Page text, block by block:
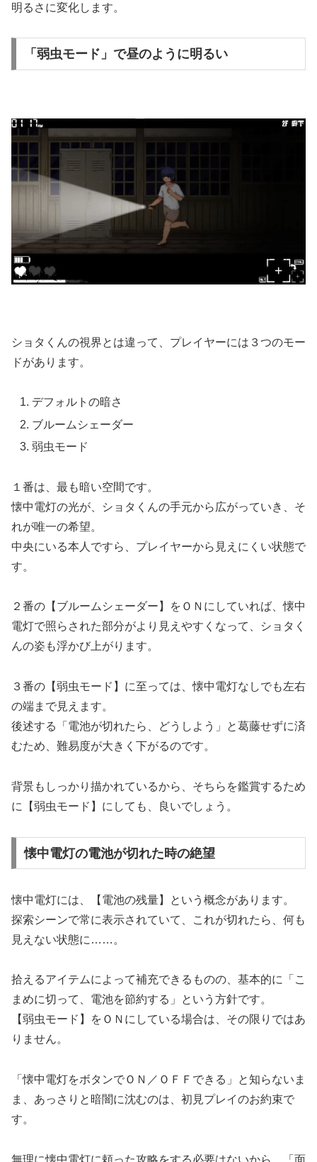
明るさに変化します。
「弱虫モード」で昼のように明るい
ショタくんの視界とは違って、プレイヤーには３つのモー
ドがあります。
デフォルトの暗さ
ブルームシェーダー
弱虫モード
１番は、最も暗い空間です。
懐中電灯の光が、ショタくんの手元から広がっていき、そ
れが唯一の希望。
中央にいる本人ですら、プレイヤーから見えにくい状態で
す。
２番の【ブルームシェーダー】をＯＮにしていれば、懐中
電灯で照らされた部分がより見えやすくなって、ショタく
んの姿も浮かび上がります。
３番の【弱虫モード】に至っては、懐中電灯なしでも左右
の端まで見えます。
後述する「電池が切れたら、どうしよう」と葛藤せずに済
むため、難易度が大きく下がるのです。
背景もしっかり描かれているから、そちらを鑑賞するため
に【弱虫モード】にしても、良いでしょう。
懐中電灯の電池が切れた時の絶望
懐中電灯には、【電池の残量】という概念があります。
探索シーンで常に表示されていて、これが切れたら、何も
見えない状態に……。
拾えるアイテムによって補充できるものの、基本的に「こ
まめに切って、電池を節約する」という方針です。
【弱虫モード】をＯＮにしている場合は、その限りではあ
りません。
「懐中電灯をボタンでＯＮ／ＯＦＦできる」と知らないま
ま、あっさりと暗闇に沈むのは、初見プレイのお約束で
す。
無理に懐中電灯に頼った攻略をする必要はないから、「面